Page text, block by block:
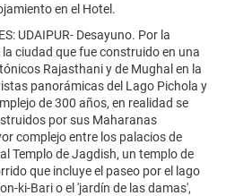
en el Hotel.
UDAIPUR- Desayuno. Por la
ciudad que fue construido en una
Rajasthani y de Mughal en la
panorámicas del Lago Pichola y
de 300 años, en realidad se
por sus Maharanas
complejo entre los palacios de
Templo de Jagdish, un templo de
que incluye el paseo por el lago
ki-Bari o el 'jardín de las damas',